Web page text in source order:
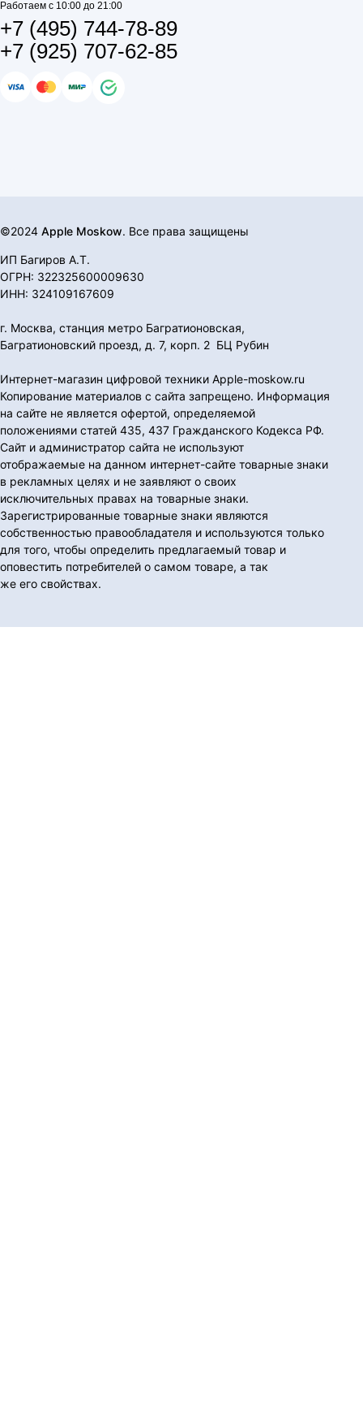
Работаем с 10:00 до 21:00
+7 (495) 744-78-89
+7 (925) 707-62-85
©2024 Apple Moskow. Все права защищены
ИП Багиров А.Т.
ОГРН: 322325600009630
ИНН: 324109167609
г. Москва, станция метро Багратионовская,
Багратионовский проезд, д. 7, корп. 2 БЦ Рубин
Интернет-магазин цифровой техники Apple-moskow.ru
Копирование материалов с сайта запрещено. Информация
на сайте не является офертой, определяемой
положениями статей 435, 437 Гражданского Кодекса РФ.
Сайт и администратор сайта не используют
отображаемые на данном интернет-сайте товарные знаки
в рекламных целях и не заявляют о своих
исключительных правах на товарные знаки.
Зарегистрированные товарные знаки являются
собственностью правообладателя и используются только
для того, чтобы определить предлагаемый товар и
оповестить потребителей о самом товаре, а так
же его свойствах.